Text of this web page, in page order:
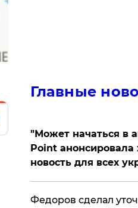
Главные
"Может начаться в
Point
новость для всех
Федоров сделал